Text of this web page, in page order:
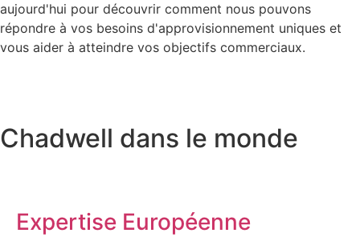
aujourd'hui pour découvrir comment nous pouvons
répondre à vos besoins d'approvisionnement uniques et
vous aider à atteindre vos objectifs commerciaux.
Chadwell dans le monde
Expertise Européenne